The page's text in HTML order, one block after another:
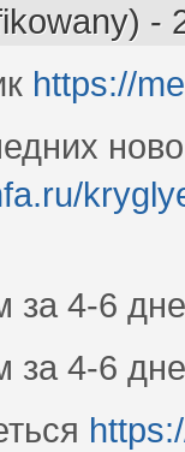
-
https://
за 4-6
за 4-6